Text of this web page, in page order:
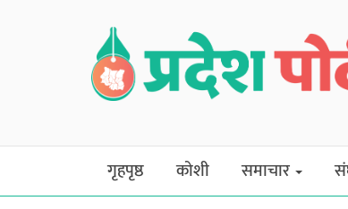
गृहपृष्ठ कोशी समाचार